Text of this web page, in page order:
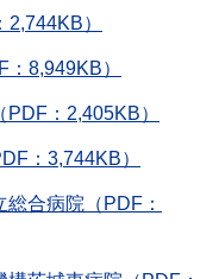
）
8,949KB）
：2,405KB）
：3,744KB）
合病院（PDF：